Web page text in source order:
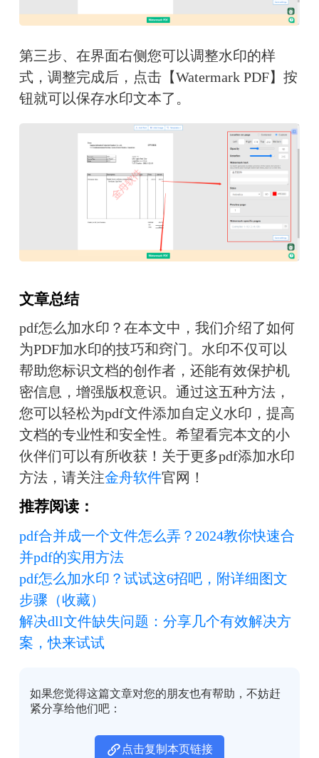
第三步、在界面右侧您可以调整水印的样
式，调整完成后，点击【Watermark PDF】按
钮就可以保存水印文本了。
文章总结
pdf怎么加水印？在本文中，我们介绍了如何
为PDF加水印的技巧和窍门。水印不仅可以
帮助您标识文档的创作者，还能有效保护机
密信息，增强版权意识。通过这五种方法，
您可以轻松为pdf文件添加自定义水印，提高
文档的专业性和安全性。希望看完本文的小
伙伴们可以有所收获！关于更多pdf添加水印
方法，请关注金舟软件官网！
推荐阅读：
pdf合并成一个文件怎么弄？2024教你快速合
并pdf的实用方法
pdf怎么加水印？试试这6招吧，附详细图文
步骤（收藏）
解决dll文件缺失问题：分享几个有效解决方
案，快来试试
如果您觉得这篇文章对您的朋友也有帮助，不妨赶
紧分享给他们吧：
点击复制本页链接